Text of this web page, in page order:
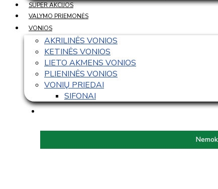
SUPER AKCIJOS
VALYMO PRIEMONĖS
VONIOS
AKRILINĖS VONIOS
KETINĖS VONIOS
LIETO AKMENS VONIOS
PLIENINĖS VONIOS
VONIŲ PRIEDAI
SIFONAI